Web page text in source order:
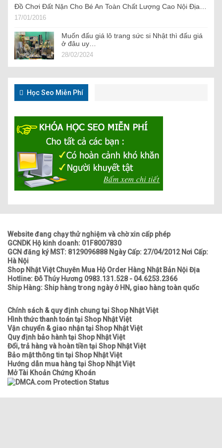
Đồ Chơi Đất Nặn Cho Bé An Toàn Chất Lượng Cao Nội Địa…
17/01/2016
Muốn đấu giá lô trang sức si Nhật thì đấu giá
ở đâu uy…
28/02/2024
Học Seo Miễn Phí
Website đang chạy thử nghiệm và chờ xin cấp phép
GCNDK Hộ kinh doanh: 01F8007830
GCN đăng ký MST: 8129096888 Ngày Cấp: 27/04/2012 Nơi Cấp:
Hà Nội
Shop Nhật Việt Chuyên Mua Hộ Order Hàng Nhật Bản Nội Địa
Hotline: Đỗ Thúy Hương 0983.131.528 - 04.6253.2366
Ship Hàng: Ship hàng trong ngày ở HN, giao hàng toàn quốc
Chính sách & quy định chung tại Shop Nhật Việt
Hình thức thanh toán tại Shop Nhật Việt
Vận chuyển & giao nhận tại Shop Nhật Việt
Quy định bảo hành tại Shop Nhật Việt
Đổi, trả hàng và hoàn tiền tại Shop Nhật Việt
Bảo mật thông tin tại Shop Nhật Việt
Hướng dẫn mua hàng tại Shop Nhật Việt
Mở Tài Khoản Chứng Khoán